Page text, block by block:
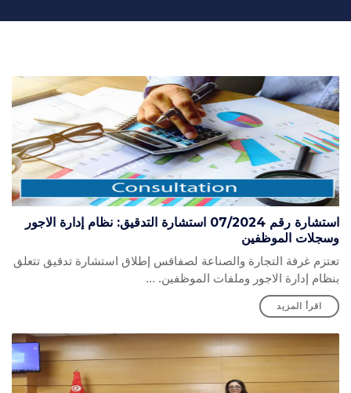
المنشورات
مواقع الغرفة
استشارة رقم 07/2024 استشارة التدقيق: نظام إدارة الاجور
وسجلات الموظفين
تعتزم غرفة التجارة والصناعة لصفاقس إطلاق استشارة تدقيق تتعلق
بنظام إدارة الاجور وملفات الموظفين. ...
اقرأ المزيد